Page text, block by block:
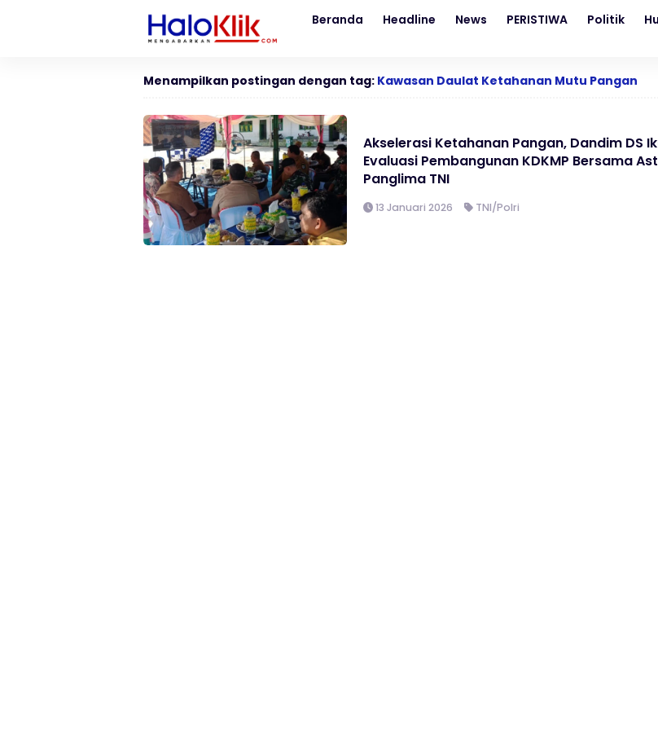
Beranda Headline News PERISTIWA Politik
Menampilkan postingan dengan tag: Kawasan Daulat Ketahanan Mutu Pangan
Akselerasi Ketahanan Pangan, Dandim DS
Evaluasi Pembangunan KDKMP Bersama
Panglima TNI
13 Januari 2026 TNI/Polri